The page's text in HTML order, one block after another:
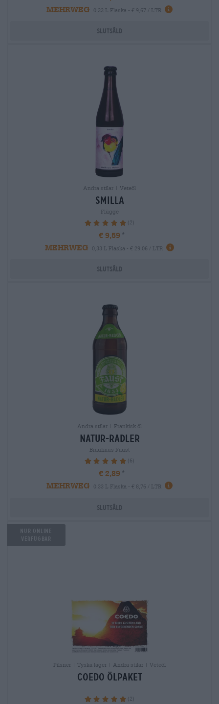
MEHRWEG
0,33 L Flaska - € 9,67 / LTR
Slutsåld
Andra stilar | Veteöl
smilla
Flügge
100% (2)
€ 9,59
MEHRWEG
0,33 L Flaska - € 29,06 / LTR
Slutsåld
Andra stilar | Frankisk öl
natur-radler
Brauhaus Faust
100% (6)
€ 2,89
MEHRWEG
0,33 L Flaska - € 8,76 / LTR
Slutsåld
Nur Online
verfügbar
Pilsner | Tyska lager | Andra stilar | Veteöl
coedo Ölpaket
100% (2)